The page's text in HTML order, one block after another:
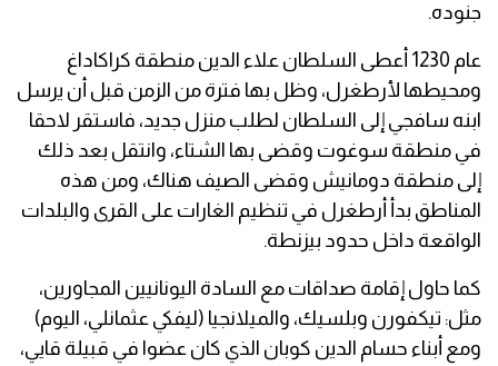
جنوده.
عام 1230 أعطى السلطان علاء الدين منطقة كراكاداغ
ومحيطها لأرطغرل، وظل بها فترة من الزمن قبل أن يرسل
ابنه سافجي إلى السلطان لطلب منزل جديد، فاستقر لاحقا
في منطقة سوغوت وقضى بها الشتاء، وانتقل بعد ذلك
إلى منطقة دومانيش وقضى الصيف هناك، ومن هذه
المناطق بدأ أرطغرل في تنظيم الغارات على القرى والبلدات
الواقعة داخل حدود بيزنطة.
كما حاول إقامة صداقات مع السادة اليونانيين المجاورين،
مثل: تيكفورن وبلسيك، والميلانجيا (ليفكي عثمانلي، اليوم)
ومع أبناء حسام الدين كوبان الذي كان عضوا في قبيلة قايي،